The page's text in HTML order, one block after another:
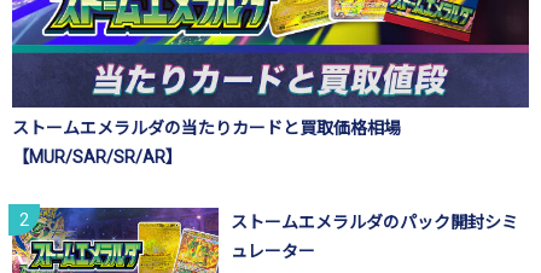
ストームエメラルダの当たりカードと買取価格相場
【MUR/SAR/SR/AR】
ストームエメラルダのパック開封シミ
ュレーター